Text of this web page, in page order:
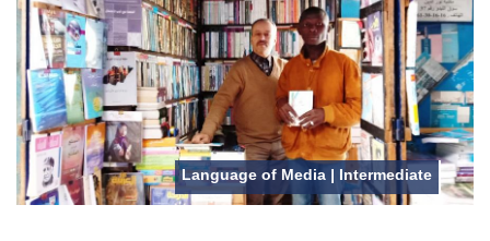
Language of Media | Intermediate